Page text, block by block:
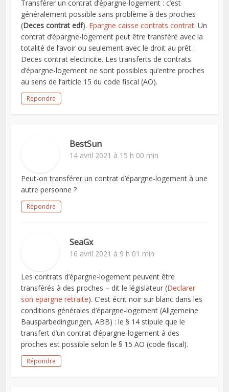
Transférer un contrat d’épargne-logement : c’est
généralement possible sans problème à des proches
(Deces contrat edf). Epargne caisse contrats contrat. Un
contrat d’épargne-logement peut être transféré avec la
totalité de l’avoir ou seulement avec le droit au prêt :
Deces contrat electricite. Les transferts de contrats
d’épargne-logement ne sont possibles qu’entre proches
au sens de l’article 15 du code fiscal (AO).
Répondre
BestSun
14 avril 2021 à 15 h 00 min
Peut-on transférer un contrat d’épargne-logement à une
autre personne ?
Répondre
SeaGx
16 avril 2021 à 9 h 01 min
Les contrats d’épargne-logement peuvent être
transférés à des proches – dit le législateur (Declarer
son epargne retraite). C’est écrit noir sur blanc dans les
conditions générales d’épargne-logement (Allgemeine
Bausparbedingungen, ABB) : le § 14 stipule que le
transfert d’un contrat d’épargne-logement à des
proches est possible selon le § 15 AO (code fiscal).
Répondre